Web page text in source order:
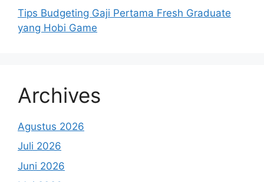
Tips Budgeting Gaji Pertama Fresh Graduate
yang Hobi Game
Archives
Agustus 2026
Juli 2026
Juni 2026